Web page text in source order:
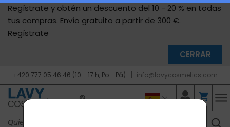
Regístrate y obtén un descuento del 10 - 20 % en todas
tus compras. Envío gratuito a partir de 300 €.
Regístrate
CERRAR
+420 777 05 46 46 (10 - 17 h, Po - Pá) info@lavycosmetics.com